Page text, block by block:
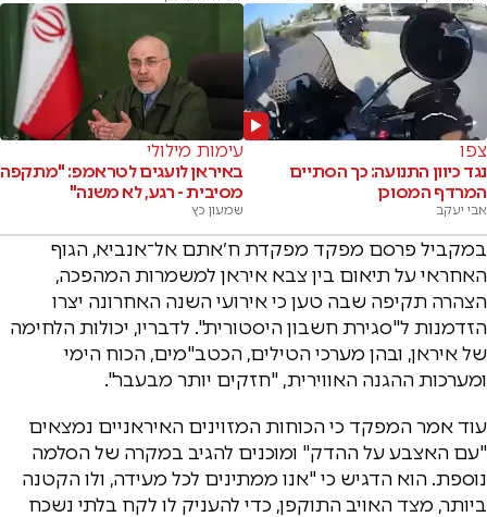
צפו
נגד כיוון התנועה: כך הסתיים
המרדף המסוכן
אבי יעקב
עימות מילולי
באיראן לועגים לטראמפ: "מתקפה
מסיבית - רגע, לא משנה"
שמעון כץ
במקביל פרסם מפקד מפקדת ח׳אתם אל־אנביא, הגוף
האחראי על תיאום בין צבא איראן למשמרות המהפכה,
הצהרה תקיפה שבה טען כי אירועי השנה האחרונה יצרו
הזדמנות ל"סגירת חשבון היסטורית". לדבריו, יכולות הלחימה
של איראן, ובהן מערכי הטילים, הכטב"מים, הכוח הימי
ומערכות ההגנה האווירית, "חזקים יותר מבעבר".
עוד אמר המפקד כי הכוחות המזוינים האיראניים נמצאים
"עם האצבע על ההדק" ומוכנים להגיב במקרה של הסלמה
נוספת. הוא הדגיש כי "אנו ממתינים לכל מעידה, ולו הקטנה
ביותר, מצד האויב התוקפן, כדי להעניק לו לקח בלתי נשכח